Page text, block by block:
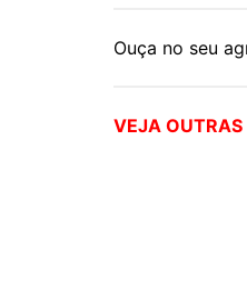
Ouça no seu
VEJA OUTRAS